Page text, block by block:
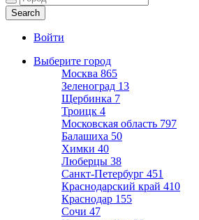
Войти
Выберите город
Москва 865
Зеленоград 13
Щербинка 7
Троицк 4
Московская область 797
Балашиха 50
Химки 40
Люберцы 38
Санкт-Петербург 451
Краснодарский край 410
Краснодар 155
Сочи 47